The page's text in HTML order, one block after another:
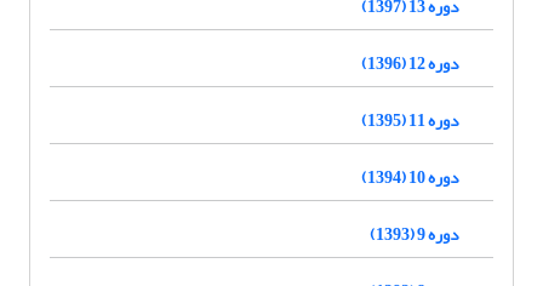
دوره 12 (1396)
دوره 11 (1395)
دوره 10 (1394)
دوره 9 (1393)